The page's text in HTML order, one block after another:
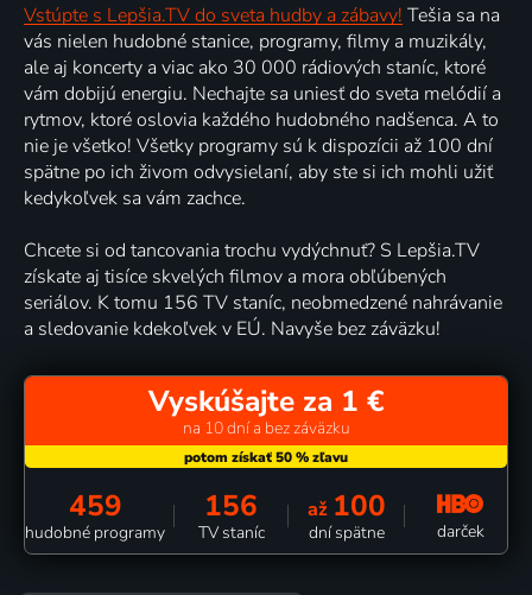
Vstúpte s Lepšia.TV do sveta hudby a zábavy! Tešia sa na
vás nielen hudobné stanice, programy, filmy a muzikály,
ale aj koncerty a viac ako 30 000 rádiových staníc, ktoré
vám dobijú energiu. Nechajte sa uniesť do sveta melódií a
rytmov, ktoré oslovia každého hudobného nadšenca. A to
nie je všetko! Všetky programy sú k dispozícii až 100 dní
spätne po ich živom odvysielaní, aby ste si ich mohli užiť
kedykoľvek sa vám zachce.
Chcete si od tancovania trochu vydýchnuť? S Lepšia.TV
získate aj tisíce skvelých filmov a mora obľúbených
seriálov. K tomu 156 TV staníc, neobmedzené nahrávanie
a sledovanie kdekoľvek v EÚ. Navyše bez záväzku!
Vyskúšajte za 1 €
na 10 dní a bez záväzku
459
hudobné programy
156
TV staníc
až 100
dní spätne darček